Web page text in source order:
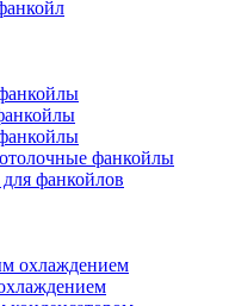
фанкойлы
фанкойлов
охлаждением